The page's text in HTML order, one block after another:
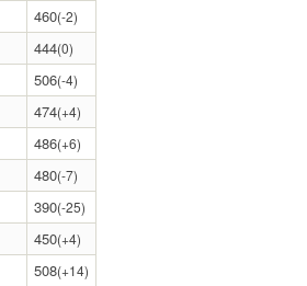
460(-2)
444(0)
506(-4)
474(+4)
486(+6)
480(-7)
390(-25)
450(+4)
508(+14)